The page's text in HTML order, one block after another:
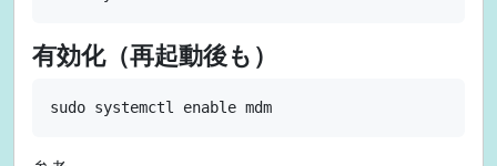
有効化（再起動後も）